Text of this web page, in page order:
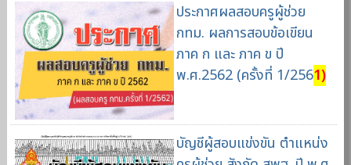
ประกาศผลสอบครูผู้ช่วย
กทม. ผลการสอบข้อเขียน
ภาค ก และ ภาค ข ปี
พ.ศ.2562 (ครั้งที่ 1/2561)
บัญชีผู้สอบแข่งขัน ตำแหน่ง